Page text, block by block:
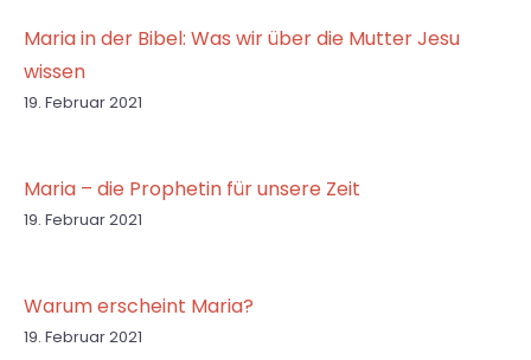
Maria in der Bibel: Was wir über die Mutter Jesu
wissen
19. Februar 2021
Maria – die Prophetin für unsere Zeit
19. Februar 2021
Warum erscheint Maria?
19. Februar 2021